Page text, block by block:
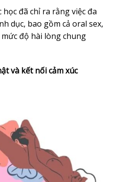
đã chỉ ra rằng việc đa
dục, bao gồm cả oral sex,
độ hài lòng chung
và kết nối cảm xúc